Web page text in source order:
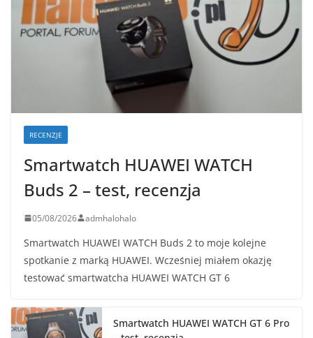
RECENZJE
Smartwatch HUAWEI WATCH
Buds 2 – test, recenzja
05/08/2026 admhalohalo
Smartwatch HUAWEI WATCH Buds 2 to moje kolejne
spotkanie z marką HUAWEI. Wcześniej miałem okazję
testować smartwatcha HUAWEI WATCH GT 6
Smartwatch HUAWEI WATCH GT 6 Pro